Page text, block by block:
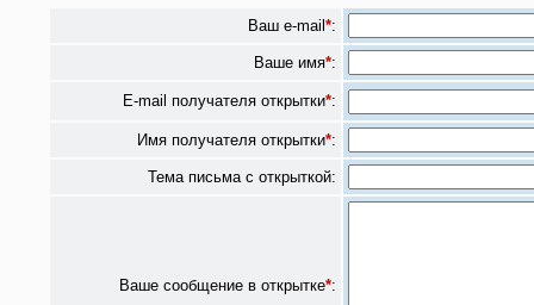
Ваш e-mail *:
Ваше имя*:
E-mail получателя открытки*:
Имя получателя открытки*:
Тема письма с открыткой:
Ваше сообщение в открытке*: